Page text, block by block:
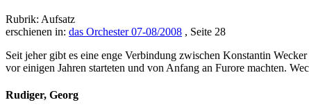
Rubrik: Aufsatz
erschienen in: das Orchester 07-08/2008 , Seite 28
Seit jeher gibt es eine enge Verbindung zwischen Konstantin
vor einigen Jahren starteten und von Anfang an Furore machten.
Rudiger, Georg